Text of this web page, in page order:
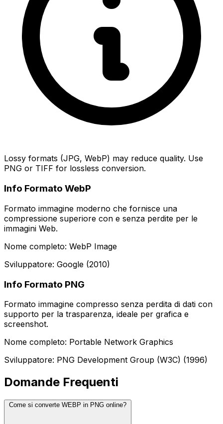
Lossy formats (JPG, WebP) may reduce quality. Use
PNG or TIFF for lossless conversion.
Info Formato WebP
Formato immagine moderno che fornisce una
compressione superiore con e senza perdite per le
immagini Web.
Nome completo: WebP Image
Sviluppatore: Google (2010)
Info Formato PNG
Formato immagine compresso senza perdita di dati con
supporto per la trasparenza, ideale per grafica e
screenshot.
Nome completo: Portable Network Graphics
Sviluppatore: PNG Development Group (W3C) (1996)
Domande Frequenti
Come si converte WEBP in PNG online?